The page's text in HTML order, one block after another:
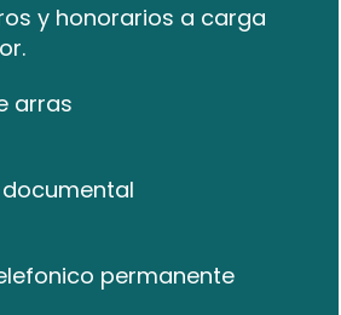
y honorarios a carga
arras
permanente